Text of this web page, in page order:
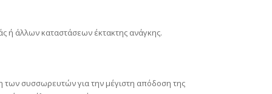
ή άλλων καταστάσεων έκτακτης ανάγκης.
των συσσωρευτών για την μέγιστη απόδοση της